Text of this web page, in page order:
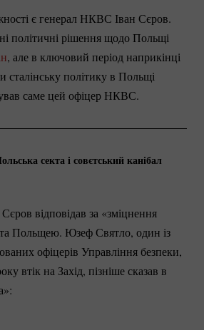
є генерал НКВС Іван Сєров.
політичні рішення щодо Польщі
, але в ключовий період наприкінці
сталінську політику в Польщі
саме цей офіцер НКВС.
секта і совєтський канібал
відповідав за «зміцнення
Польщею. Юзеф Святло, один із
офіцерів Управління безпеки,
втік на Захід, пізніше сказав в